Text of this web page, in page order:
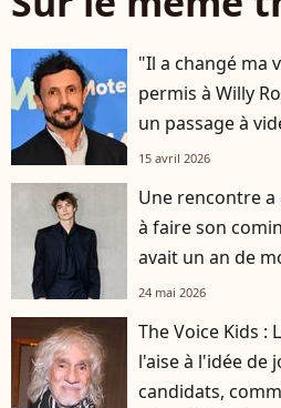
"Il a changé ma
permis à Willy
un passage à
15 avril 2026
Une rencontre
à faire son
avait un an de
24 mai 2026
The Voice Kids :
l'aise à l'idée de
candidats,